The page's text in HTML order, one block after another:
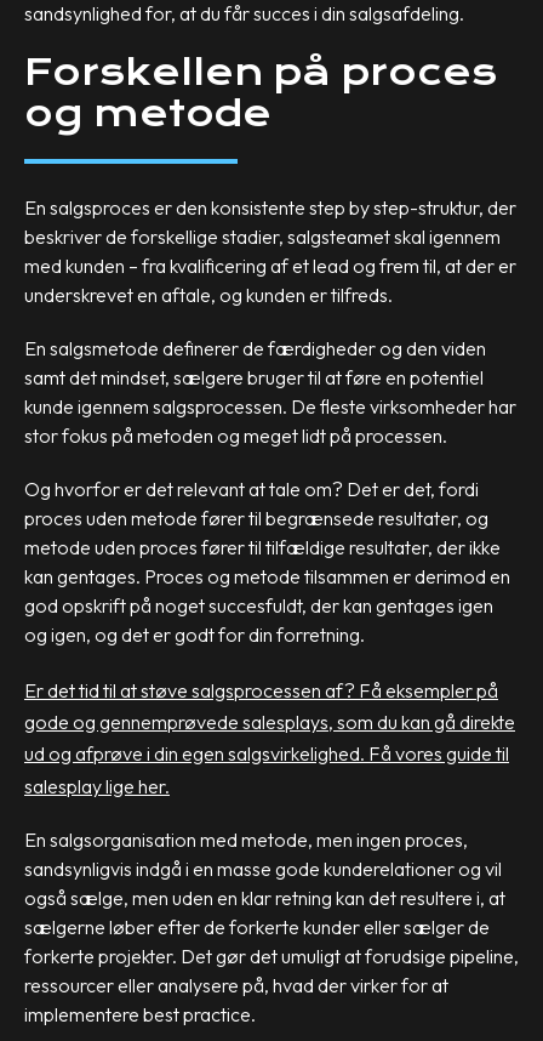
sandsynlighed for, at du får succes i din salgsafdeling.
Forskellen på proces
og metode
En salgsproces er den konsistente step by step-struktur, der
beskriver de forskellige stadier, salgsteamet skal igennem
med kunden – fra kvalificering af et lead og frem til, at der er
underskrevet en aftale, og kunden er tilfreds.
En salgsmetode definerer de færdigheder og den viden
samt det mindset, sælgere bruger til at føre en potentiel
kunde igennem salgsprocessen. De fleste virksomheder har
stor fokus på metoden og meget lidt på processen.
Og hvorfor er det relevant at tale om? Det er det, fordi
proces uden metode fører til begrænsede resultater, og
metode uden proces fører til tilfældige resultater, der ikke
kan gentages. Proces og metode tilsammen er derimod en
god opskrift på noget succesfuldt, der kan gentages igen
og igen, og det er godt for din forretning.
Er det tid til at støve salgsprocessen af? Få eksempler på
gode og gennemprøvede salesplays, som du kan gå direkte
ud og afprøve i din egen salgsvirkelighed. Få vores guide til
salesplay lige her.
En salgsorganisation med metode, men ingen proces,
sandsynligvis indgå i en masse gode kunderelationer og vil
også sælge, men uden en klar retning kan det resultere i, at
sælgerne løber efter de forkerte kunder eller sælger de
forkerte projekter. Det gør det umuligt at forudsige pipeline,
ressourcer eller analysere på, hvad der virker for at
implementere best practice.